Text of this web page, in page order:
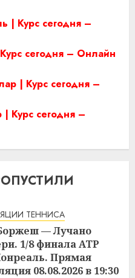
| Курс сегодня –
сегодня – Онлайн
| Курс сегодня –
Курс сегодня –
ТЕННИСА
— Лучано
1/8 финала ATP
Прямая
08.08.2026 в 19:30